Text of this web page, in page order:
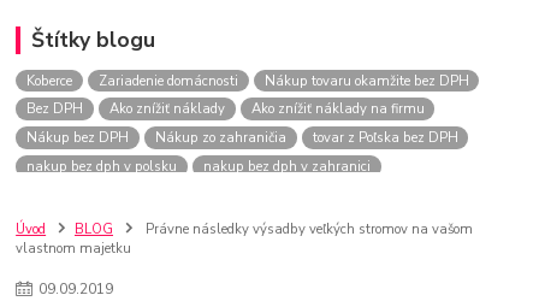
Štítky blogu
Koberce Zariadenie domácnosti
Nákup tovaru okamžite bez DPH
Bez DPH
Ako znížiť náklady
Ako znížiť náklady na firmu
Nákup bez DPH
Nákup zo zahraničia
tovar z Poľska bez DPH
nakup bez dph v polsku
nakup bez dph v zahranici
nakupovanie na firmu bez dph
szco nakup bez dph
doplnky
doplnky do domácnosti
zlaté doplnky
Úvod BLOG
Právne následky výsadby veľkých stromov na vašom
vlastnom majetku
09.09.2019